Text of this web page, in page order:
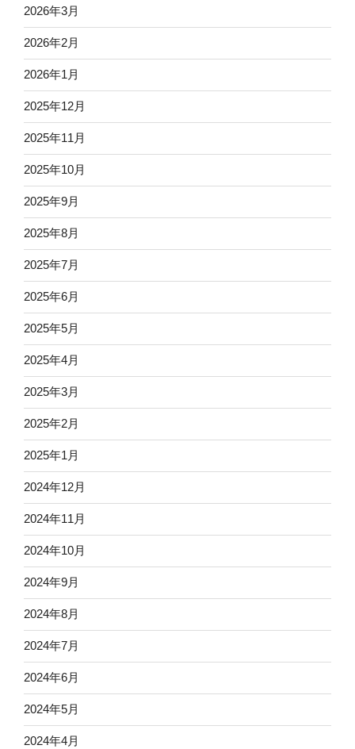
2026年3月
2026年2月
2026年1月
2025年12月
2025年11月
2025年10月
2025年9月
2025年8月
2025年7月
2025年6月
2025年5月
2025年4月
2025年3月
2025年2月
2025年1月
2024年12月
2024年11月
2024年10月
2024年9月
2024年8月
2024年7月
2024年6月
2024年5月
2024年4月